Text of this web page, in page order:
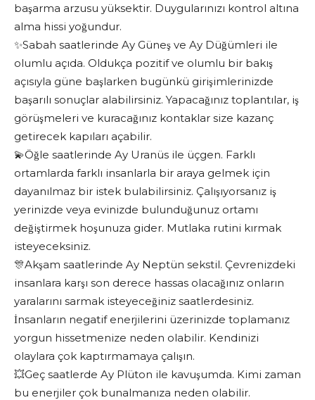
başarma arzusu yüksektir. Duygularınızı kontrol altına
alma hissi yoğundur.
✨Sabah saatlerinde Ay Güneş ve Ay Düğümleri ile
olumlu açıda. Oldukça pozitif ve olumlu bir bakış
açısıyla güne başlarken bugünkü girişimlerinizde
başarılı sonuçlar alabilirsiniz. Yapacağınız toplantılar, iş
görüşmeleri ve kuracağınız kontaklar size kazanç
getirecek kapıları açabilir.
💫Öğle saatlerinde Ay Uranüs ile üçgen. Farklı
ortamlarda farklı insanlarla bir araya gelmek için
dayanılmaz bir istek bulabilirsiniz. Çalışıyorsanız iş
yerinizde veya evinizde bulunduğunuz ortamı
değiştirmek hoşunuza gider. Mutlaka rutini kırmak
isteyeceksiniz.
🎊Akşam saatlerinde Ay Neptün sekstil. Çevrenizdeki
insanlara karşı son derece hassas olacağınız onların
yaralarını sarmak isteyeceğiniz saatlerdesiniz.
İnsanların negatif enerjilerini üzerinizde toplamanız
yorgun hissetmenize neden olabilir. Kendinizi
olaylara çok kaptırmamaya çalışın.
💥Geç saatlerde Ay Plüton ile kavuşumda. Kimi zaman
bu enerjiler çok bunalmanıza neden olabilir.